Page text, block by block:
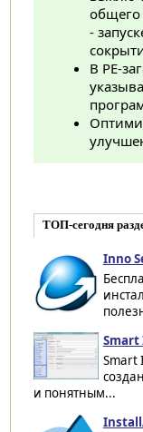
общего
-
В PE-
ТОП-сегодня
Inno
Smart
Smart
и понятным...